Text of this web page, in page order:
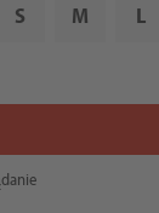
S M L